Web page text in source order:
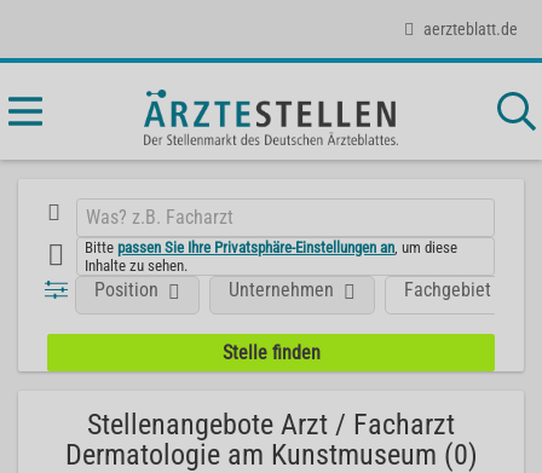
aerzteblatt.de
Bittepassen Sie Ihre Privatsphäre-Einstellungen an , um diese
Inhalte zu sehen.
Position Fachgebiet
Unternehmen
Stellenangebote Arzt / Facharzt
Dermatologie am Kunstmuseum (0)